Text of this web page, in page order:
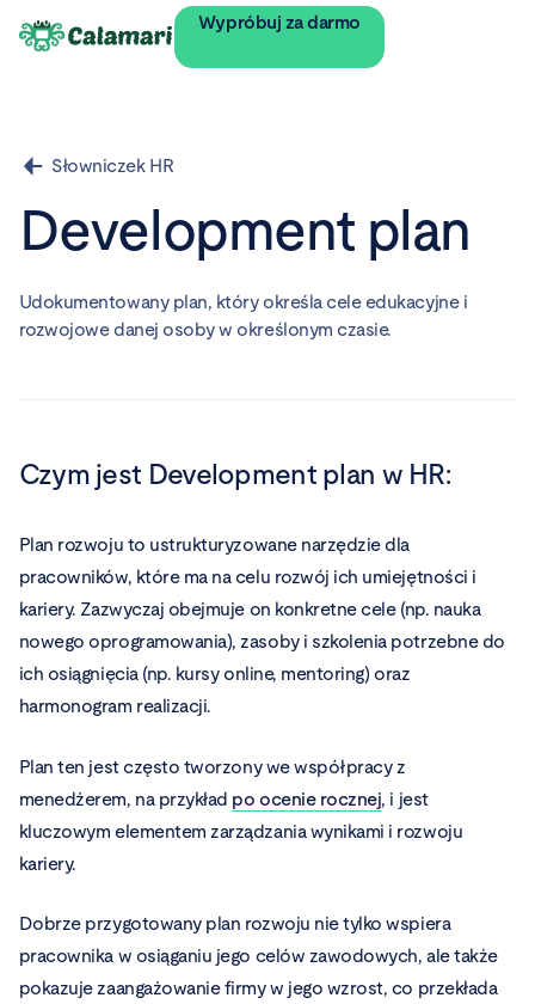
Wypróbuj za darmo
Słowniczek HR
Development plan
Udokumentowany plan, który określa cele edukacyjne i
rozwojowe danej osoby w określonym czasie.
Czym jest Development plan w HR:
Plan rozwoju to ustrukturyzowane narzędzie dla
pracowników, które ma na celu rozwój ich umiejętności i
kariery. Zazwyczaj obejmuje on konkretne cele (np. nauka
nowego oprogramowania), zasoby i szkolenia potrzebne do
ich osiągnięcia (np. kursy online, mentoring) oraz
harmonogram realizacji.
Plan ten jest często tworzony we współpracy z
menedżerem, na przykład po ocenie rocznej, i jest
kluczowym elementem zarządzania wynikami i rozwoju
kariery.
Dobrze przygotowany plan rozwoju nie tylko wspiera
pracownika w osiąganiu jego celów zawodowych, ale także
pokazuje zaangażowanie firmy w jego wzrost, co przekłada